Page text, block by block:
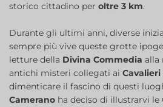
storico cittadino per oltre 3 km.
Durante gli ultimi anni, diverse
sempre più vive queste grotte
letture della Divina Commedia alla
antichi misteri collegati ai
dimenticare il fascino di questi
Camerano ha deciso di illustrarvi